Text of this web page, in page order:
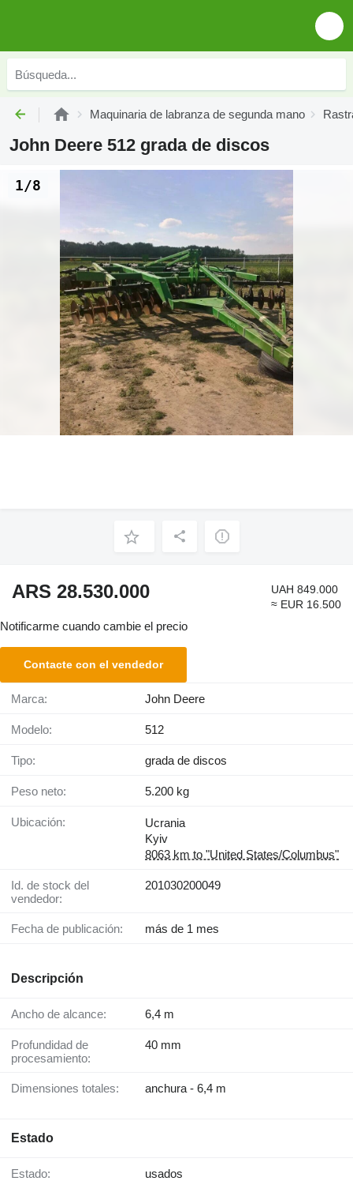
Maquinaria de labranza de segunda mano
John Deere 512 grada de discos
1/8
ARS 28.530.000
UAH 849.000
≈ EUR 16.500
Notificarme cuando cambie el precio
Contacte con el vendedor
Marca: John Deere
Modelo: 512
Tipo: grada de discos
Peso neto: 5.200 kg
Ubicación:
Ucrania
Kyiv
8063 km to "United States/Columbus"
Id. de stock del
vendedor:
201030200049
Fecha de publicación: más de 1 mes
Descripción
Ancho de alcance: 6,4 m
Profundidad de
procesamiento:
40 mm
Dimensiones totales: anchura - 6,4 m
Estado
Estado: usados